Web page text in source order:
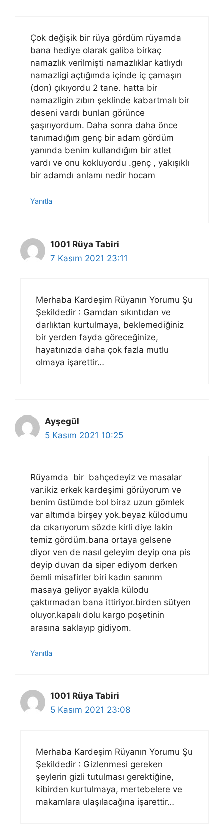
Çok değişik bir rüya gördüm rüyamda
bana hediye olarak galiba birkaç
namazlık verilmişti namazlıklar katlıydı
namazligi açtığımda içinde iç çamaşırı
(don) çıkıyordu 2 tane. hatta bir
namazligin zıbın şeklinde kabartmalı bir
deseni vardı bunları görünce
şaşırıyordum. Daha sonra daha önce
tanımadığım genç bir adam gördüm
yanında benim kullandığım bir atlet
vardı ve onu kokluyordu .genç , yakışıklı
bir adamdı anlamı nedir hocam
Yanıtla
1001 Rüya Tabiri
7 Kasım 2021 23:11
Merhaba Kardeşim Rüyanın Yorumu Şu
Şekildedir : Gamdan sıkıntıdan ve
darlıktan kurtulmaya, beklemediğiniz
bir yerden fayda göreceğinize,
hayatınızda daha çok fazla mutlu
olmaya işarettir…
Ayşegül
5 Kasım 2021 10:25
Rüyamda bir bahçedeyiz ve masalar
var.ikiz erkek kardeşimi görüyorum ve
benim üstümde bol biraz uzun gömlek
var altımda birşey yok.beyaz külodumu
da cıkarıyorum sözde kirli diye lakin
temiz gördüm.bana ortaya gelsene
diyor ven de nasıl geleyim deyip ona pis
deyip duvarı da siper ediyom derken
öemli misafirler biri kadın sanırım
masaya geliyor ayakla külodu
çaktırmadan bana ittiriyor.birden sütyen
oluyor.kapalı dolu kargo poşetinin
arasına saklayıp gidiyom.
Yanıtla
1001 Rüya Tabiri
5 Kasım 2021 23:08
Merhaba Kardeşim Rüyanın Yorumu Şu
Şekildedir : Gizlenmesi gereken
şeylerin gizli tutulması gerektiğine,
kibirden kurtulmaya, mertebelere ve
makamlara ulaşılacağına işarettir…